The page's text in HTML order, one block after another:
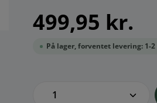
499,95 kr.
På lager, forventet levering: 1-